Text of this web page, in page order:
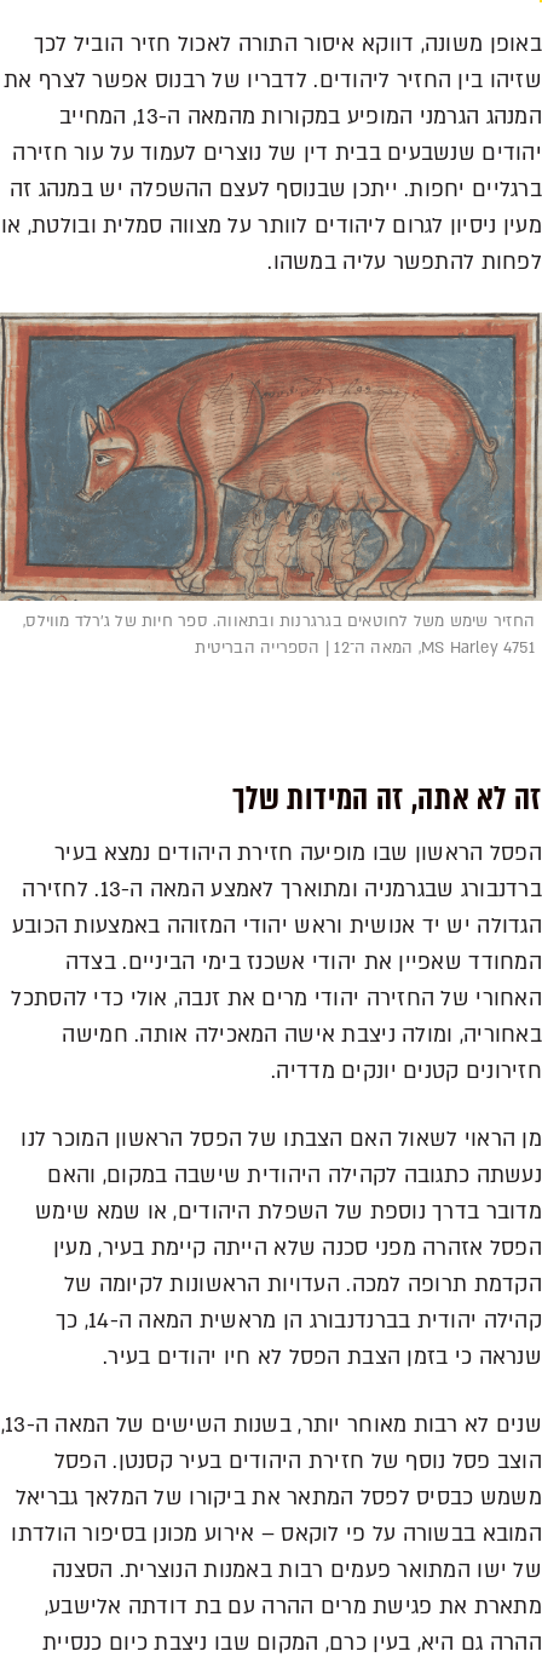
באופן משונה, דווקא איסור התורה לאכול חזיר הוביל לכך
שזיהו בין החזיר ליהודים. לדבריו של רבנוס אפשר לצרף את
המנהג הגרמני המופיע במקורות מהמאה ה-13, המחייב
יהודים שנשבעים בבית דין של נוצרים לעמוד על עור חזירה
ברגליים יחפות. ייתכן שבנוסף לעצם ההשפלה יש במנהג זה
מעין ניסיון לגרום ליהודים לוותר על מצווה סמלית ובולטת, או
לפחות להתפשר עליה במשהו.
החזיר שימש משל לחוטאים בגרגרנות ובתאווה. ספר חיות של ג׳רלד מווילס,
4751 MS Harley, המאה ה־12 | הספרייה הבריטית
זה לא אתה, זה המידות שלך
הפסל הראשון שבו מופיעה חזירת היהודים נמצא בעיר
ברדנבורג שבגרמניה ומתוארך לאמצע המאה ה-13. לחזירה
הגדולה יש יד אנושית וראש יהודי המזוהה באמצעות הכובע
המחודד שאפיין את יהודי אשכנז בימי הביניים. בצדה
האחורי של החזירה יהודי מרים את זנבה, אולי כדי להסתכל
באחוריה, ומולה ניצבת אישה המאכילה אותה. חמישה
חזירונים קטנים יונקים מדדיה.
מן הראוי לשאול האם הצבתו של הפסל הראשון המוכר לנו
נעשתה כתגובה לקהילה היהודית שישבה במקום, והאם
מדובר בדרך נוספת של השפלת היהודים, או שמא שימש
הפסל אזהרה מפני סכנה שלא הייתה קיימת בעיר, מעין
הקדמת תרופה למכה. העדויות הראשונות לקיומה של
קהילה יהודית בברנדנבורג הן מראשית המאה ה-14, כך
שנראה כי בזמן הצבת הפסל לא חיו יהודים בעיר.
שנים לא רבות מאוחר יותר, בשנות השישים של המאה ה-13,
הוצב פסל נוסף של חזירת היהודים בעיר קסנטן. הפסל
משמש כבסיס לפסל המתאר את ביקורו של המלאך גבריאל
המובא בבשורה על פי לוקאס – אירוע מכונן בסיפור הולדתו
של ישו המתואר פעמים רבות באמנות הנוצרית. הסצנה
מתארת את פגישת מרים ההרה עם בת דודתה אלישבע,
ההרה גם היא, בעין כרם, המקום שבו ניצבת כיום כנסיית